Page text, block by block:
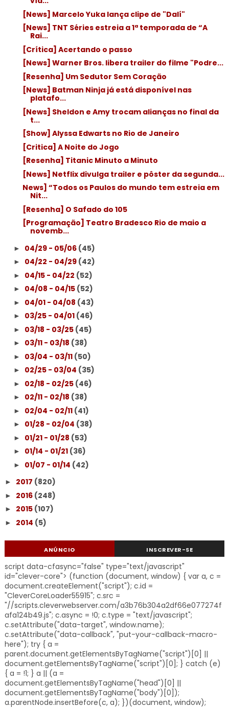
[News] Marcelo Yuka lança clipe de "Dalí"
[News] TNT Séries estreia a 1ª temporada de “A
Rai...
[Crítica] Acertando o passo
[News] Warner Bros. libera trailer do filme "Podre...
[Resenha] Um Sedutor Sem Coração
[News] Batman Ninja já está disponível nas
platafo...
[News] Sheldon e Amy trocam alianças no final da
t...
[Show] Alyssa Edwarts no Rio de Janeiro
[Critica] A Noite do Jogo
[Resenha] Titanic Minuto a Minuto
[News] Netflix divulga trailer e pôster da segunda...
News] “Todos os Paulos do mundo tem estreia em
Nit...
[Resenha] O Safado do 105
[Programação] Teatro Bradesco Rio de maio a
novemb...
► 04/29 - 05/06 (45)
► 04/22 - 04/29 (42)
► 04/15 - 04/22 (52)
► 04/08 - 04/15 (52)
► 04/01 - 04/08 (43)
► 03/25 - 04/01 (46)
► 03/18 - 03/25 (45)
► 03/11 - 03/18 (38)
► 03/04 - 03/11 (50)
► 02/25 - 03/04 (35)
► 02/18 - 02/25 (46)
► 02/11 - 02/18 (38)
► 02/04 - 02/11 (41)
► 01/28 - 02/04 (38)
► 01/21 - 01/28 (53)
► 01/14 - 01/21 (36)
► 01/07 - 01/14 (42)
► 2017 (820)
► 2016 (248)
► 2015 (107)
► 2014 (5)
ANÚNCIO INSCREVER-SE
script data-cfasync="false" type="text/javascript"
id="clever-core"> (function (document, window) { var a, c =
document.createElement("script"); c.id =
"CleverCoreLoader55915"; c.src =
"//scripts.cleverwebserver.com/a3b76b304a2df66e077274f
afa124b49.js"; c.async = !0; c.type = "text/javascript";
c.setAttribute("data-target", window.name);
c.setAttribute("data-callback", "put-your-callback-macro-
here"); try { a =
parent.document.getElementsByTagName("script")[0] ||
document.getElementsByTagName("script")[0]; } catch (e)
{ a = !1; } a || (a =
document.getElementsByTagName("head")[0] ||
document.getElementsByTagName("body")[0]);
a.parentNode.insertBefore(c, a); })(document, window);